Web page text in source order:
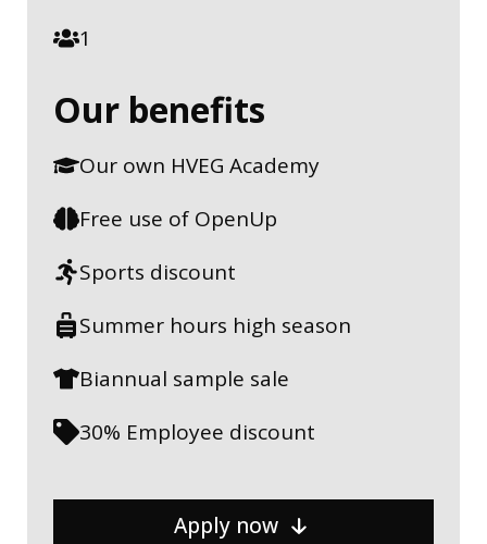
1
Our benefits
Our own HVEG Academy
Free use of OpenUp
Sports discount
Summer hours high season
Biannual sample sale
30% Employee discount
Apply now